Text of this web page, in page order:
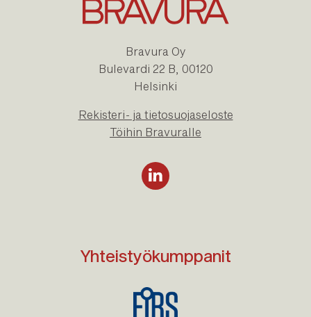
Bravura Oy
Bulevardi 22 B, 00120
Helsinki
Rekisteri- ja tietosuojaseloste
Töihin Bravuralle
Yhteistyökumppanit